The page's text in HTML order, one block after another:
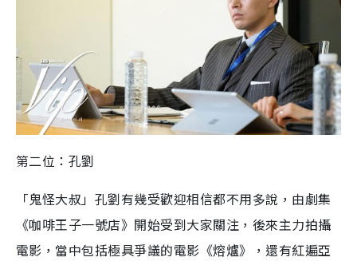
第二位：孔劉
「鬼怪大叔」 孔劉有幾受歡迎相信都不用多說，由劇集
《咖啡王子一號店》開始受到大家關注，後來主力拍攝
電影，當中包括極具爭議的電影《熔爐》，還有紅遍亞